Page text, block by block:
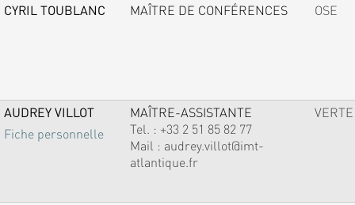
CYRIL TOUBLANC MAÎTRE DE CONFÉRENCES OSE
AUDREY VILLOT
Fiche personnelle
MAÎTRE-ASSISTANTE
Tel. : +33 2 51 85 82 77
Mail : audrey.villot@imt-
atlantique.fr
VERTE